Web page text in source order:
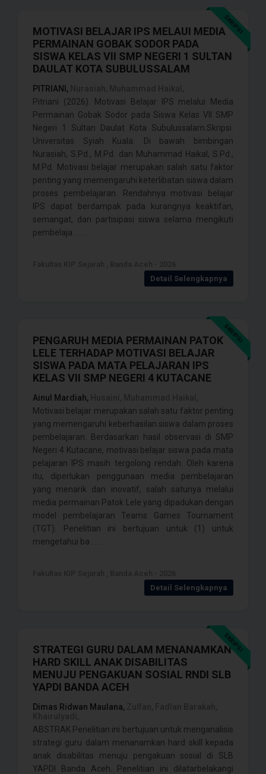
SKRIPSI
MOTIVASI BELAJAR IPS MELAUI MEDIA
PERMAINAN GOBAK SODOR PADA
SISWA KELAS VII SMP NEGERI 1 SULTAN
DAULAT KOTA SUBULUSSALAM
PITRIANI,
Pitriani (2026). Motivasi Belajar IPS melalui Media
Permainan Gobak Sodor pada Siswa Kelas VII SMP
Negeri 1 Sultan Daulat Kota Subulussalam.Skripsi.
Universitas Syiah Kuala. Di bawah bimbingan
Nurasiah, S.Pd., M.Pd. dan Muhammad Haikal, S.Pd.,
M.Pd. Motivasi belajar merupakan salah satu faktor
penting yang memengaruhi keterlibatan siswa dalam
proses pembelajaran. Rendahnya motivasi belajar
IPS dapat berdampak pada kurangnya keaktifan,
semangat, dan partisipasi siswa selama mengikuti
pembelaja . . . .
Detail Selengkapnya
SKRIPSI
PENGARUH MEDIA PERMAINAN PATOK
LELE TERHADAP MOTIVASI BELAJAR
SISWA PADA MATA PELAJARAN IPS
KELAS VII SMP NEGERI 4 KUTACANE
Ainul Mardiah,
Motivasi belajar merupakan salah satu faktor penting
yang memengaruhi keberhasilan siswa dalam proses
pembelajaran. Berdasarkan hasil observasi di SMP
Negeri 4 Kutacane, motivasi belajar siswa pada mata
pelajaran IPS masih tergolong rendah. Oleh karena
itu, diperlukan penggunaan media pembelajaran
yang menarik dan inovatif, salah satunya melalui
media permainan Patok Lele yang dipadukan dengan
model pembelajaran Teams Games Tournament
(TGT). Penelitian ini bertujuan untuk (1) untuk
mengetahui ba . . . .
Detail Selengkapnya
SKRIPSI
STRATEGI GURU DALAM MENANAMKAN
HARD SKILL ANAK DISABILITAS
MENUJU PENGAKUAN SOSIAL RNDI SLB
YAPDI BANDA ACEH
Dimas Ridwan Maulana,
ABSTRAK Penelitian ini bertujuan untuk menganalisis
strategi guru dalam menanamkan hard skill kepada
anak disabilitas menuju pengakuan sosial di SLB
YAPDI Banda Aceh. Penelitian ini dilatarbelakangi